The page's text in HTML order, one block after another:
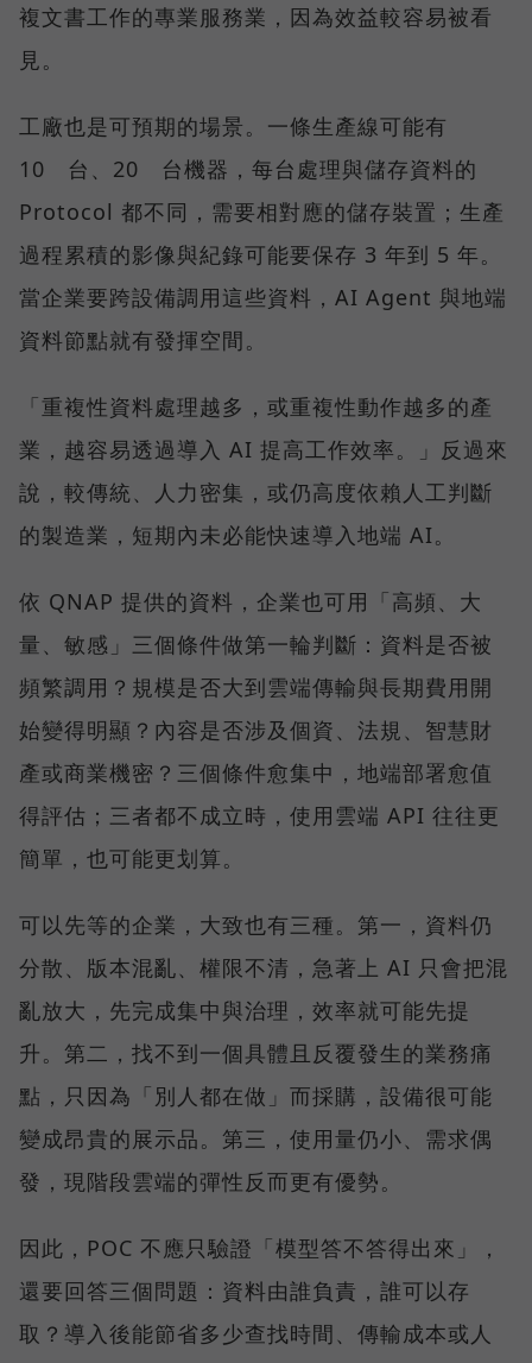
複文書工作的專業服務業，因為效益較容易被看
見。
工廠也是可預期的場景。一條生產線可能有
10 台、20 台機器，每台處理與儲存資料的
Protocol 都不同，需要相對應的儲存裝置；生產
過程累積的影像與紀錄可能要保存 3 年到 5 年。
當企業要跨設備調用這些資料，AI Agent 與地端
資料節點就有發揮空間。
「重複性資料處理越多，或重複性動作越多的產
業，越容易透過導入 AI 提高工作效率。」反過來
說，較傳統、人力密集，或仍高度依賴人工判斷
的製造業，短期內未必能快速導入地端 AI。
依 QNAP 提供的資料，企業也可用「高頻、大
量、敏感」三個條件做第一輪判斷：資料是否被
頻繁調用？規模是否大到雲端傳輸與長期費用開
始變得明顯？內容是否涉及個資、法規、智慧財
產或商業機密？三個條件愈集中，地端部署愈值
得評估；三者都不成立時，使用雲端 API 往往更
簡單，也可能更划算。
可以先等的企業，大致也有三種。第一，資料仍
分散、版本混亂、權限不清，急著上 AI 只會把混
亂放大，先完成集中與治理，效率就可能先提
升。第二，找不到一個具體且反覆發生的業務痛
點，只因為「別人都在做」而採購，設備很可能
變成昂貴的展示品。第三，使用量仍小、需求偶
發，現階段雲端的彈性反而更有優勢。
因此，POC 不應只驗證「模型答不答得出來」，
還要回答三個問題：資料由誰負責，誰可以存
取？導入後能節省多少查找時間、傳輸成本或人